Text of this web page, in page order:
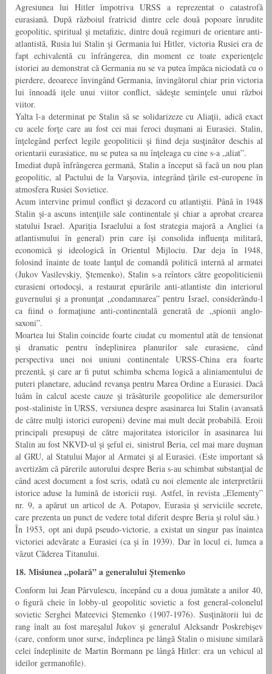
Agresiunea lui Hitler împotriva URSS a reprezentat o catastrofă
eurasiană. După războiul fratricid dintre cele două popoare înrudite
geopolitic, spiritual şi metafizic, dintre două regimuri de orientare anti-
atlantistă, Rusia lui Stalin şi Germania lui Hitler, victoria Rusiei era de
fapt echivalentă cu înfrângerea, din moment ce toate experienţele
istoriei au demonstrat că Germania nu se va putea împăca niciodată cu o
pierdere, deoarece învingând Germania, învingătorul chiar prin victoria
lui înnoadă iţele unui viitor conflict, sădeşte seminţele unui război
viitor.
Yalta l-a determinat pe Stalin să se solidarizeze cu Aliaţii, adică exact
cu acele forţe care au fost cei mai feroci dușmani ai Eurasiei. Stalin,
înţelegând perfect legile geopoliticii şi fiind deja susţinător deschis al
orientarii eurasiatice, nu se putea sa nu înţeleaga cu cine s-a „aliat”.
Imediat după înfrângerea germană, Stalin a început să facă un nou plan
geopolitic, al Pactului de la Varşovia, integrând ţările est-europene în
atmosfera Rusiei Sovietice.
Acum intervine primul conflict şi dezacord cu atlantiștii. Până în 1948
Stalin şi-a ascuns intenţiile sale continentale şi chiar a aprobat crearea
statului Israel. Apariţia Israelului a fost strategia majoră a Angliei (a
atlantismului în general) prin care îşi consolida influenţa militară,
economică şi ideologică în Orientul Mijlociu. Dar deja în 1948,
folosind înainte de toate lanţul de comandă politică internă al armatei
(Jukov Vasilevskiy, Ștemenko), Stalin s-a reîntors către geopoliticienii
eurasieni ortodocşi, a restaurat epurările anti-atlantiste din interiorul
guvernului şi a pronunţat „condamnarea” pentru Israel, considerându-l
ca fiind o formaţiune anti-continentală generată de „spionii anglo-
saxoni”.
Moartea lui Stalin coincide foarte ciudat cu momentul atât de tensionat
şi dramatic pentru îndeplinirea planurilor sale eurasiene, când
perspectiva unei noi uniuni continentale URSS-China era foarte
prezentă, şi care ar fi putut schimba schema logică a aliniamentului de
puteri planetare, aducând revanşa pentru Marea Ordine a Eurasiei. Dacă
luăm în calcul aceste cauze şi trăsăturile geopolitice ale demersurilor
post-staliniste în URSS, versiunea despre asasinarea lui Stalin (avansată
de către mulţi istorici europeni) devine mai mult decât probabilă. Eroii
principali presupuși de către majoritatea istoricilor în asasinarea lui
Stalin au fost NKVD-ul şi şeful ei, sinistrul Beria, cel mai mare duşman
al GRU, al Statului Major al Armatei şi al Eurasiei. (Este important să
avertizăm că părerile autorului despre Beria s-au schimbat substanţial de
când acest document a fost scris, odată cu noi elemente ale interpretării
istorice aduse la lumină de istoricii ruşi. Astfel, în revista „Elementy”
nr. 9, a apărut un articol de A. Potapov, Eurasia şi serviciile secrete,
care prezenta un punct de vedere total diferit despre Beria şi rolul său.)
În 1953, opt ani după pseudo-victorie, a existat un singur pas înaintea
victoriei adevărate a Eurasiei (ca şi în 1939). Dar în locul ei, lumea a
văzut Căderea Titanului.
18. Misiunea „polară” a generalului Ștemenko
Conform lui Jean Pârvulescu, începând cu a doua jumătate a anilor 40,
o figură cheie în lobby-ul geopolitic sovietic a fost general-colonelul
sovietic Serghei Mateevici Ștemenko (1907-1976). Susţinătorii lui de
rang înalt au fost mareşalul Jukov şi generalul Aleksandr Poskrebișev
(care, conform unor surse, îndeplinea pe lângă Stalin o misiune similară
celei îndeplinite de Martin Bormann pe lângă Hitler: era un vehicul al
ideilor germanofile).